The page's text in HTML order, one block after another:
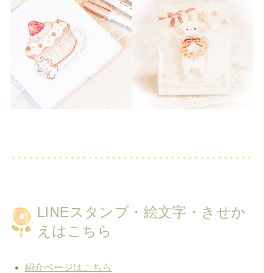
LINEスタンプ・絵文字・きせか
えはこちら
紹介ページはこちら